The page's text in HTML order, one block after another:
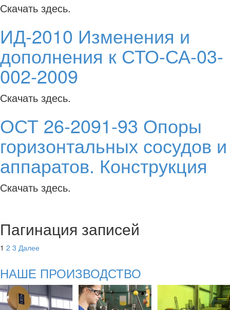
Скачать здесь.
ИД-2010 Изменения и
дополнения к СТО-СА-03-
002-2009
Скачать здесь.
ОСТ 26-2091-93 Опоры
горизонтальных сосудов и
аппаратов. Конструкция
Скачать здесь.
Пагинация записей
1 2 3 Далее
НАШЕ ПРОИЗВОДСТВО